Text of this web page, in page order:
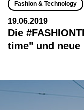
Fashion & Technology
19.06.2019
Die
time" und neue